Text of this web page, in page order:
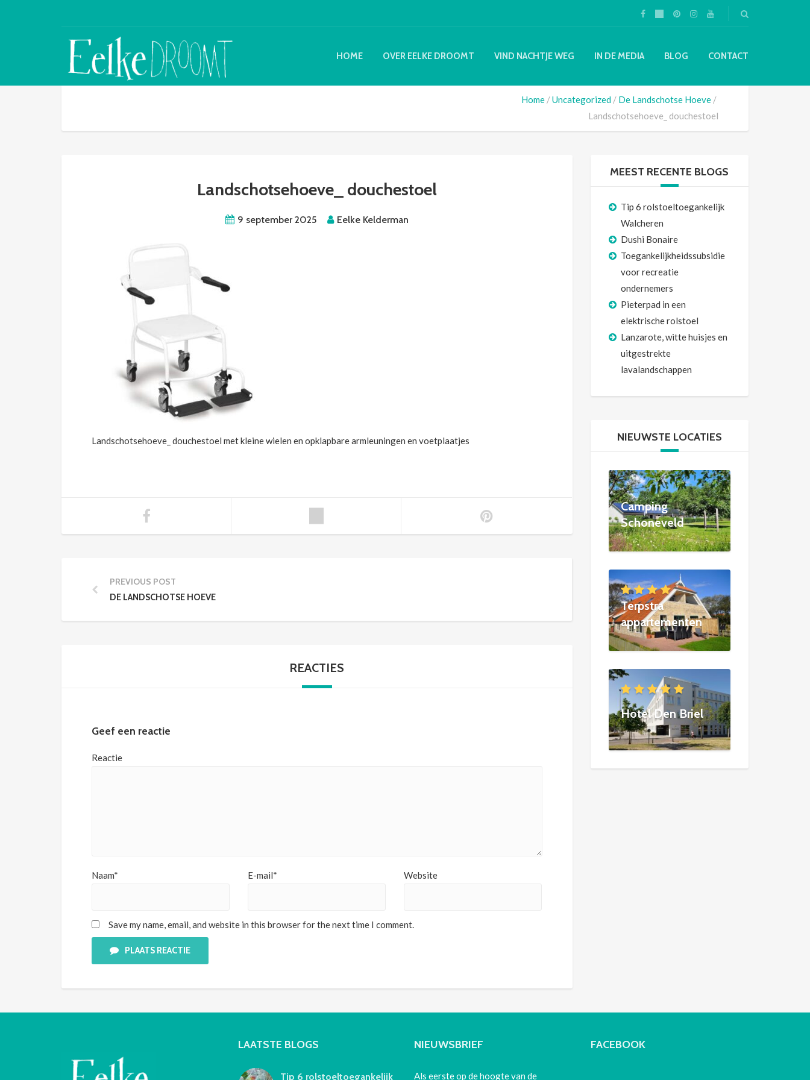
HOME OVER EELKE DROOMT VIND NACHTJE WEG IN DE MEDIA BLOG CONTACT
Home Uncategorized
De Landschotse Hoeve
Landschotsehoeve_ douchestoel
Landschotsehoeve_ douchestoel
9 september 2025 Eelke Kelderman
Landschotsehoeve_ douchestoel met kleine wielen en opklapbare armleuningen en voetplaatjes
PREVIOUS POST
DE LANDSCHOTSE HOEVE
REACTIES
Geef een reactie
Reactie
Naam* E-mail* Website
Save my name, email, and website in this browser for the next time I comment.
PLAATS REACTIE
MEEST RECENTE BLOGS
Tip 6 rolstoeltoegankelijk
Walcheren
Dushi Bonaire
Toegankelijkheidssubsidie
voor recreatie
ondernemers
Pieterpad in een
elektrische rolstoel
Lanzarote, witte huisjes en
uitgestrekte
lavalandschappen
NIEUWSTE LOCATIES
Camping
Schoneveld
Terpstra
appartementen
Hotel Den Briel
LAATSTE BLOGS
Tip 6 rolstoeltoegankelijk
NIEUWSBRIEF
Als eerste op de hoogte van de
FACEBOOK